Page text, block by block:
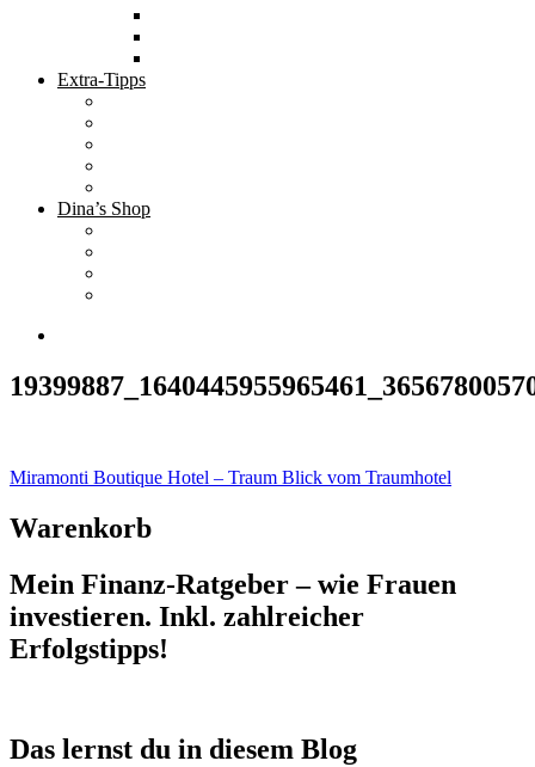
Extra-Tipps
Dina’s Shop
Beitragsnavigation
Miramonti Boutique Hotel – Traum Blick vom Traumhotel
Warenkorb
Mein Finanz-Ratgeber – wie Frauen
investieren. Inkl. zahlreicher
Erfolgstipps!
Das lernst du in diesem Blog